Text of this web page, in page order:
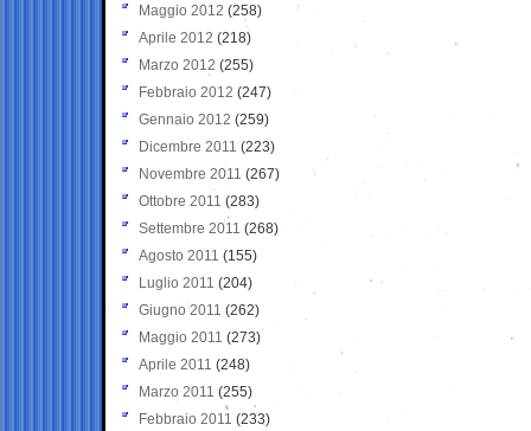
Maggio 2012 (258)
Aprile 2012 (218)
Marzo 2012 (255)
Febbraio 2012 (247)
Gennaio 2012 (259)
Dicembre 2011 (223)
Novembre 2011 (267)
Ottobre 2011 (283)
Settembre 2011 (268)
Agosto 2011 (155)
Luglio 2011 (204)
Giugno 2011 (262)
Maggio 2011 (273)
Aprile 2011 (248)
Marzo 2011 (255)
Febbraio 2011 (233)